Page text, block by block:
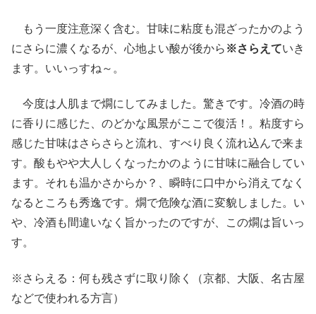
もう一度注意深く含む。甘味に粘度も混ざったかのよう
にさらに濃くなるが、心地よい酸が後から ※さらえていき
ます。いいっすね～。
今度は人肌まで燗にしてみました。驚きです。冷酒の時
に香りに感じた、のどかな風景がここで復活！。粘度すら
感じた甘味はさらさらと流れ、すべり良く流れ込んで来ま
す。酸もやや大人しくなったかのように甘味に融合してい
ます。それも温かさからか？、瞬時に口中から消えてなく
なるところも秀逸です。燗で危険な酒に変貌しました。い
や、冷酒も間違いなく旨かったのですが、この燗は旨いっ
す。
※さらえる：何も残さずに取り除く（京都、大阪、名古屋
などで使われる方言）